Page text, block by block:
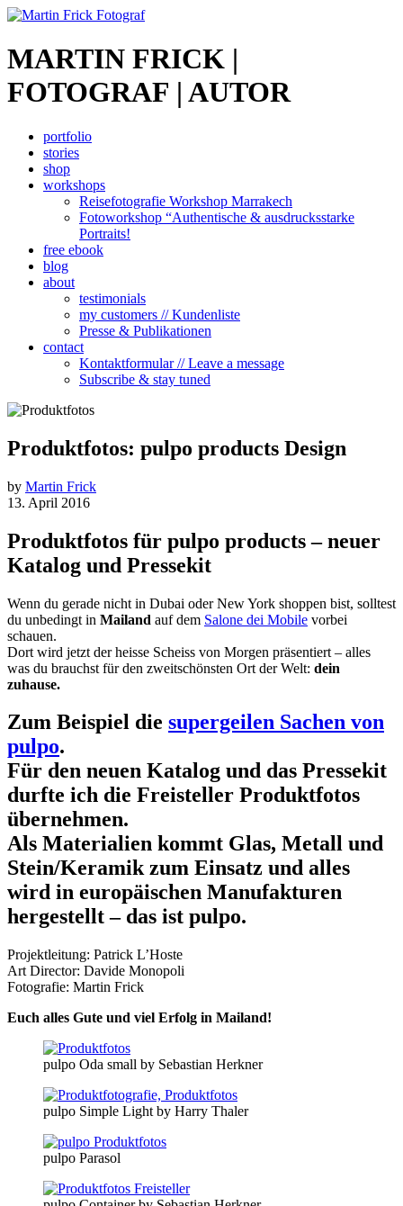
MARTIN FRICK |
FOTOGRAF | AUTOR
portfolio
stories
shop
workshops
Reisefotografie Workshop Marrakech
Fotoworkshop “Authentische & ausdrucksstarke
Portraits!
free ebook
blog
about
testimonials
my customers // Kundenliste
Presse & Publikationen
contact
Kontaktformular // Leave a message
Subscribe & stay tuned
Produktfotos: pulpo products Design
by Martin Frick
13. April 2016
Produktfotos für pulpo products – neuer
Katalog und Pressekit
Wenn du gerade nicht in Dubai oder New York shoppen bist, solltest
du unbedingt in Mailand auf dem Salone dei Mobile vorbei
schauen.
Dort wird jetzt der heisse Scheiss von Morgen präsentiert – alles
was du brauchst für den zweitschönsten Ort der Welt: dein
zuhause.
Zum Beispiel die supergeilen Sachen von
pulpo.
Für den neuen Katalog und das Pressekit
durfte ich die Freisteller Produktfotos
übernehmen.
Als Materialien kommt Glas, Metall und
Stein/Keramik zum Einsatz und alles
wird in europäischen Manufakturen
hergestellt – das ist pulpo.
Projektleitung: Patrick L’Hoste
Art Director: Davide Monopoli
Fotografie: Martin Frick
Euch alles Gute und viel Erfolg in Mailand!
pulpo Oda small by Sebastian Herkner
pulpo Simple Light by Harry Thaler
pulpo Parasol